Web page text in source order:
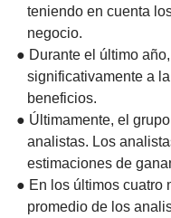
teniendo en cuenta
negocio.
● Durante el último
significativamente a
beneficios.
● Últimamente, el
analistas. Los
estimaciones de
● En los últimos cuatro
promedio de los